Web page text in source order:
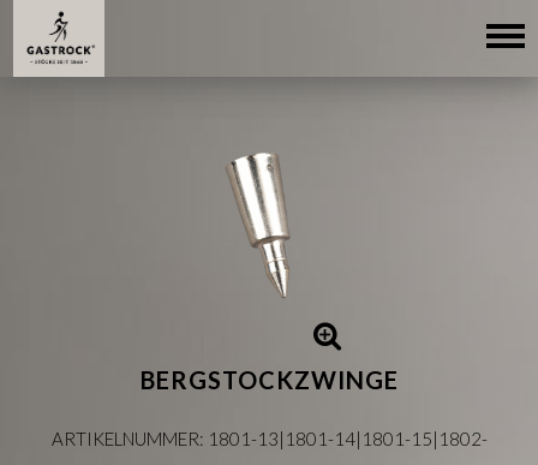
BERGSTOCKZWINGE
ARTIKELNUMMER: 1801-13|1801-14|1801-15|1802-